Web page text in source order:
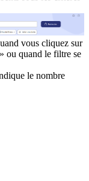
vous cliquez sur
quand le filtre se
le nombre